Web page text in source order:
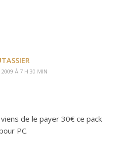
2009 À 7 H 30 MIN
de le payer 30€ ce pack
PC.